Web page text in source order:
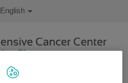
Active
English